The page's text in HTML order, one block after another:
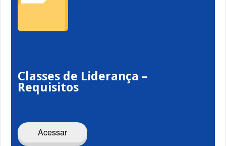
Classes de Liderança –
Requisitos
Acessar